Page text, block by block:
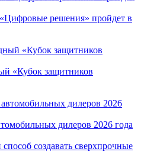
решения» пройдет в
«Кубок защитников
дилеров 2026 года